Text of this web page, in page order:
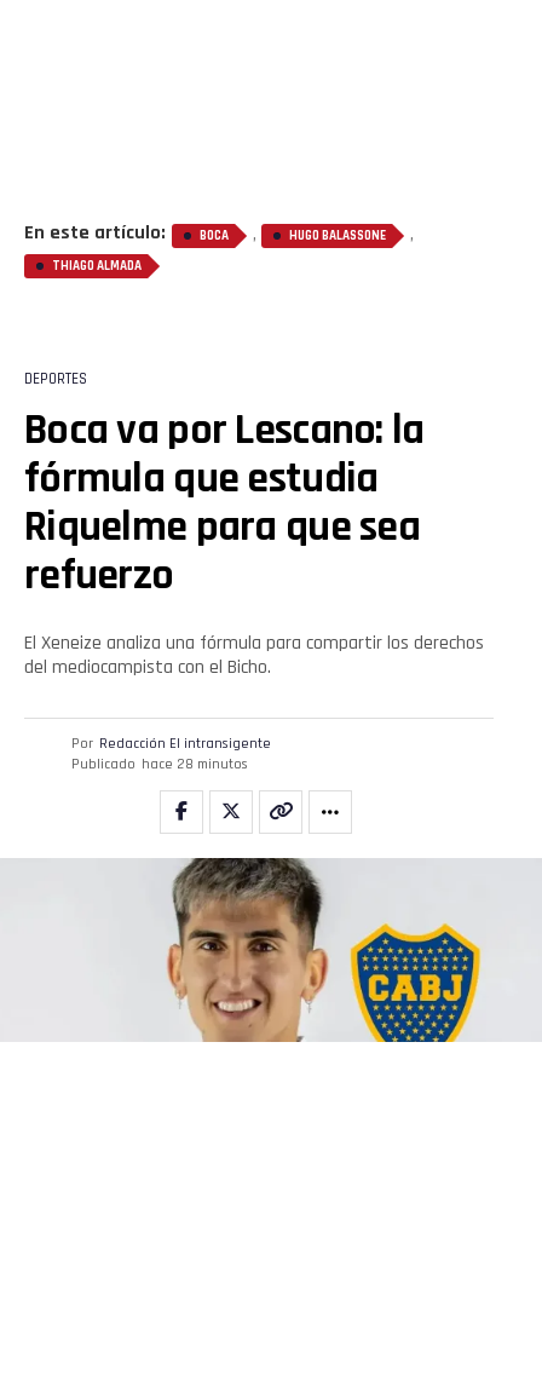
En este artículo: BOCA , HUGO BALASSONE ,
THIAGO ALMADA
DEPORTES
Boca va por Lescano: la
fórmula que estudia
Riquelme para que sea
refuerzo
El Xeneize analiza una fórmula para compartir los derechos
del mediocampista con el Bicho.
Por Redacción El intransigente
Publicado hace 28 minutos